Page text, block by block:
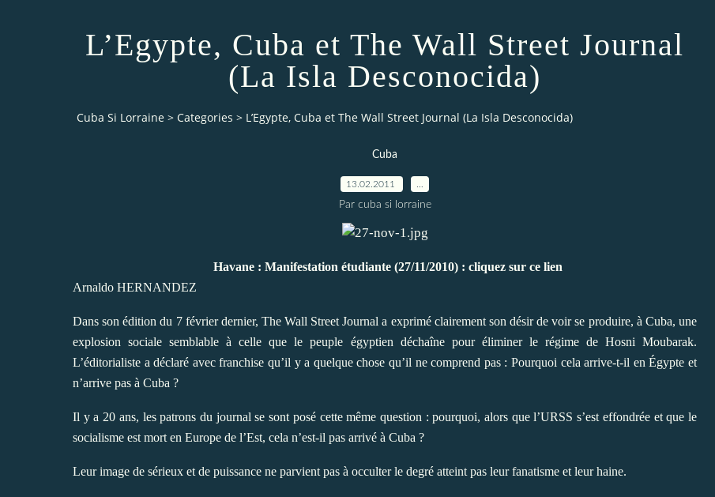
L’Egypte, Cuba et The Wall Street Journal
(La Isla Desconocida)
Cuba Si Lorraine > Categories > L’Egypte, Cuba et The Wall Street Journal (La Isla Desconocida)
Cuba
13.02.2011
Par cuba si lorraine
Havane : Manifestation étudiante (27/11/2010) : cliquez sur ce lien
Arnaldo HERNANDEZ
Dans son édition du 7 février dernier, The Wall Street Journal a exprimé clairement son désir de voir se produire, à Cuba, une
explosion sociale semblable à celle que le peuple égyptien déchaîne pour éliminer le régime de Hosni Moubarak.
L’éditorialiste a déclaré avec franchise qu’il y a quelque chose qu’il ne comprend pas : Pourquoi cela arrive-t-il en Égypte et
n’arrive pas à Cuba ?
Il y a 20 ans, les patrons du journal se sont posé cette même question : pourquoi, alors que l’URSS s’est effondrée et que le
socialisme est mort en Europe de l’Est, cela n’est-il pas arrivé à Cuba ?
Leur image de sérieux et de puissance ne parvient pas à occulter le degré atteint pas leur fanatisme et leur haine.